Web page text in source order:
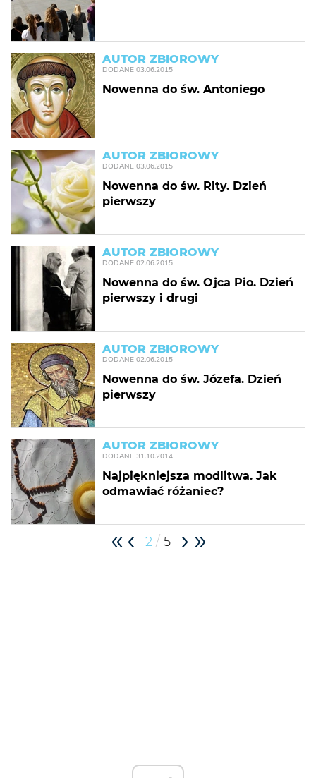
AUTOR ZBIOROWY
DODANE 03.06.2015
Nowenna do św. Antoniego
AUTOR ZBIOROWY
DODANE 03.06.2015
Nowenna do św. Rity. Dzień
pierwszy
AUTOR ZBIOROWY
DODANE 02.06.2015
Nowenna do św. Ojca Pio. Dzień
pierwszy i drugi
AUTOR ZBIOROWY
DODANE 02.06.2015
Nowenna do św. Józefa. Dzień
pierwszy
AUTOR ZBIOROWY
DODANE 31.10.2014
Najpiękniejsza modlitwa. Jak
odmawiać różaniec?
2 / 5